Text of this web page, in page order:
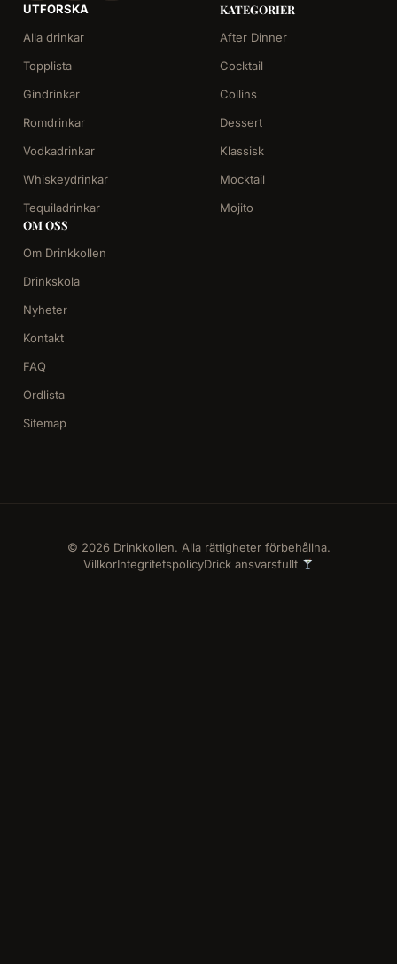
UTFORSKA
Alla drinkar
Topplista
Gindrinkar
Romdrinkar
Vodkadrinkar
Whiskeydrinkar
Tequiladrinkar
KATEGORIER
After Dinner
Cocktail
Collins
Dessert
Klassisk
Mocktail
Mojito
OM OSS
Om Drinkkollen
Drinkskola
Nyheter
Kontakt
FAQ
Ordlista
Sitemap
VillkorIntegritetspolicyDrick ansvarsfullt
© 2026 Drinkkollen. Alla rättigheter förbehållna.